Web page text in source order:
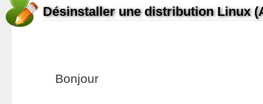
Désinstaller une distribution Linux
Bonjour